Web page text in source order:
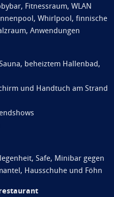
Fitnessraum, WLAN
Whirlpool, finnische
Anwendungen
beheiztem Hallenbad,
und Handtuch am Strand
Safe, Minibar gegen
Hausschuhe und Föhn